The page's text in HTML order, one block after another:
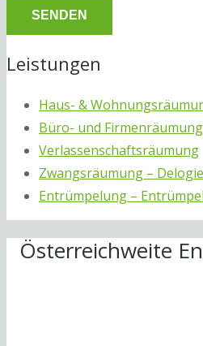
Leistungen
Haus- &
Büro- und Firmenräumung
Verlassenschaftsräumung
Zwangsräumung –
Entrümpelung –
Österreichweite